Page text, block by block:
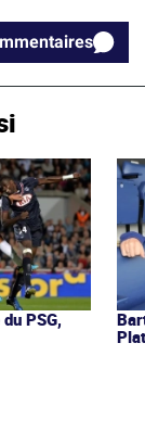
10 commentaires
PSG,